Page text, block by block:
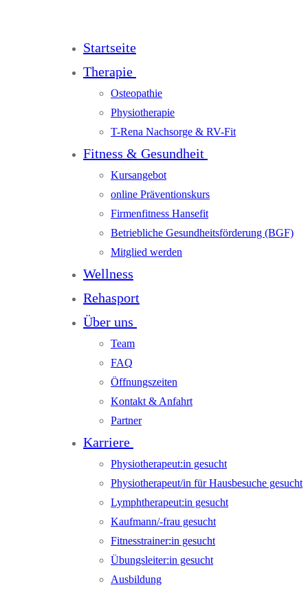
Startseite
Therapie
Osteopathie
Physiotherapie
T-Rena Nachsorge & RV-Fit
Fitness & Gesundheit
Kursangebot
online Präventionskurs
Firmenfitness Hansefit
Betriebliche Gesundheitsförderung (BGF)
Mitglied werden
Wellness
Rehasport
Über uns
Team
FAQ
Öffnungszeiten
Kontakt & Anfahrt
Partner
Karriere
Physiotherapeut:in gesucht
Physiotherapeut/in für Hausbesuche gesucht
Lymphtherapeut:in gesucht
Kaufmann/-frau gesucht
Fitnesstrainer:in gesucht
Übungsleiter:in gesucht
Ausbildung